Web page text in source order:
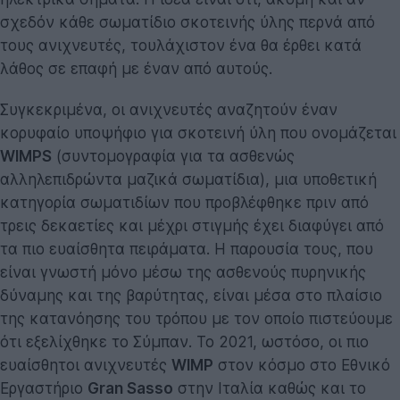
σχεδόν κάθε σωματίδιο σκοτεινής ύλης περνά από
τους ανιχνευτές, τουλάχιστον ένα θα έρθει κατά
λάθος σε επαφή με έναν από αυτούς.
Συγκεκριμένα, οι ανιχνευτές αναζητούν έναν
κορυφαίο υποψήφιο για σκοτεινή ύλη που ονομάζεται
WIMPS (συντομογραφία για τα ασθενώς
αλληλεπιδρώντα μαζικά σωματίδια), μια υποθετική
κατηγορία σωματιδίων που προβλέφθηκε πριν από
τρεις δεκαετίες και μέχρι στιγμής έχει διαφύγει από
τα πιο ευαίσθητα πειράματα. Η παρουσία τους, που
είναι γνωστή μόνο μέσω της ασθενούς πυρηνικής
δύναμης και της βαρύτητας, είναι μέσα στο πλαίσιο
της κατανόησης του τρόπου με τον οποίο πιστεύουμε
ότι εξελίχθηκε το Σύμπαν. Το 2021, ωστόσο, οι πιο
ευαίσθητοι ανιχνευτές WIMP στον κόσμο στο Εθνικό
Εργαστήριο Gran Sasso στην Ιταλία καθώς και το